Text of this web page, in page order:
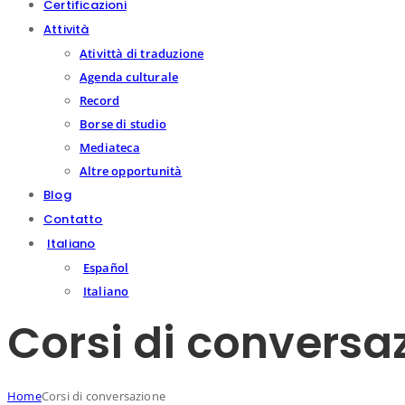
Certificazioni
Attività
Ativittà di traduzione
Agenda culturale
Record
Borse di studio
Mediateca
Altre opportunità
Blog
Contatto
Italiano
Español
Italiano
Corsi di
HomeCorsi di conversazione